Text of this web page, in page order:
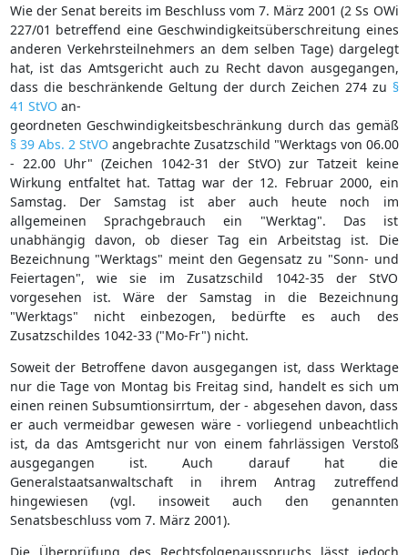
Wie der Senat bereits im Beschluss vom 7. März 2001 (2 Ss OWi
227/01 betreffend eine Geschwindigkeitsüberschreitung eines
anderen Verkehrsteilnehmers an dem selben Tage) dargelegt
hat, ist das Amtsgericht auch zu Recht davon ausgegangen,
dass die beschränkende Geltung der durch Zeichen 274 zu §
41 StVO an-
geordneten Geschwindigkeitsbeschränkung durch das gemäß
§ 39 Abs. 2 StVO angebrachte Zusatzschild "Werktags von 06.00
- 22.00 Uhr" (Zeichen 1042-31 der StVO) zur Tatzeit keine
Wirkung entfaltet hat. Tattag war der 12. Februar 2000, ein
Samstag. Der Samstag ist aber auch heute noch im
allgemeinen Sprachgebrauch ein "Werktag". Das ist
unabhängig davon, ob dieser Tag ein Arbeitstag ist. Die
Bezeichnung "Werktags" meint den Gegensatz zu "Sonn- und
Feiertagen", wie sie im Zusatzschild 1042-35 der StVO
vorgesehen ist. Wäre der Samstag in die Bezeichnung
"Werktags" nicht einbezogen, bedürfte es auch des
Zusatzschildes 1042-33 ("Mo-Fr") nicht.
Soweit der Betroffene davon ausgegangen ist, dass Werktage
nur die Tage von Montag bis Freitag sind, handelt es sich um
einen reinen Subsumtionsirrtum, der - abgesehen davon, dass
er auch vermeidbar gewesen wäre - vorliegend unbeachtlich
ist, da das Amtsgericht nur von einem fahrlässigen Verstoß
ausgegangen ist. Auch darauf hat die
Generalstaatsanwaltschaft in ihrem Antrag zutreffend
hingewiesen (vgl. insoweit auch den genannten
Senatsbeschluss vom 7. März 2001).
Die Überprüfung des Rechtsfolgenausspruchs lässt jedoch